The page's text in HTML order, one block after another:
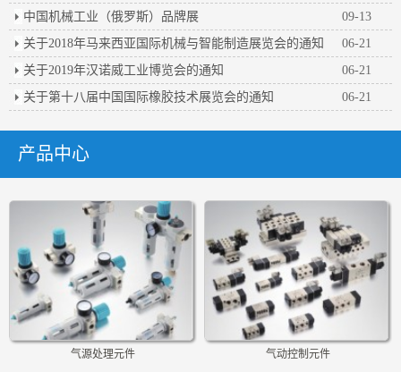
中国机械工业（俄罗斯）品牌展
09-13
关于2018年马来西亚国际机械与智能制造展览会的通知
06-21
关于2019年汉诺威工业博览会的通知
06-21
关于第十八届中国国际橡胶技术展览会的通知
06-21
产品中心
气源处理元件 气动控制元件